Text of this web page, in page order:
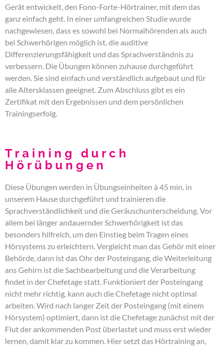
Gerät entwickelt, den Fono-Forte-Hörtrainer, mit dem das
ganz einfach geht. In einer umfangreichen Studie wurde
nachgewiesen, dass es sowohl bei Normalhörenden als auch
bei Schwerhörigen möglich ist, die auditive
Differenzierungsfähigkeit und das Sprachverständnis zu
verbessern. Die Übungen können zuhause durchgeführt
werden. Sie sind einfach und verständlich aufgebaut und für
alle Altersklassen geeignet. Zum Abschluss gibt es ein
Zertifikat mit den Ergebnissen und dem persönlichen
Trainingserfolg.
Training durch
Hörübungen
Diese Übungen werden in Übungseinheiten à 45 min. in
unserem Hause durchgeführt und trainieren die
Sprachverständlichkeit und die Geräuschunterscheidung. Vor
allem bei länger andauernder Schwerhörigkeit ist das
besonders hilfreich, um den Einstieg beim Tragen eines
Hörsystems zu erleichtern. Vergleicht man das Gehör mit einer
Behörde, dann ist das Ohr der Posteingang, die Weiterleitung
ans Gehirn ist die Sachbearbeitung und die Verarbeitung
findet in der Chefetage statt. Funktioniert der Posteingang
nicht mehr richtig, kann auch die Chefetage nicht optimal
arbeiten. Wird nach langer Zeit der Posteingang (mit einem
Hörsystem) optimiert, dann ist die Chefetage zunächst mit der
Flut der ankommenden Post überlastet und muss erst wieder
lernen, damit klar zu kommen. Hier setzt das Hörtraining an,